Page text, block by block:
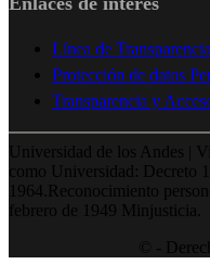
Línea de
Protección de datos
Transparencia y
Universidad de los Andes |
como Universidad: Decreto
1964.Reconocimiento
febrero de 1949 Minjusticia.
© -